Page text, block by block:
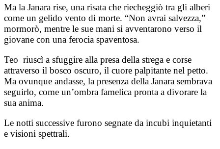
Ma la Janara rise, una risata che riecheggiò tra gli alberi
come un gelido vento di morte. “Non avrai salvezza,”
mormorò, mentre le sue mani si avventarono verso il
giovane con una ferocia spaventosa.
Teo riuscì a sfuggire alla presa della strega e corse
attraverso il bosco oscuro, il cuore palpitante nel petto.
Ma ovunque andasse, la presenza della Janara sembrava
seguirlo, come un’ombra famelica pronta a divorare la
sua anima.
Le notti successive furono segnate da incubi inquietanti
e visioni spettrali.